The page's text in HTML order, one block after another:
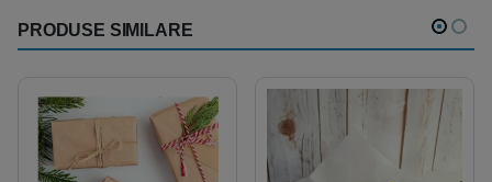
PRODUSE SIMILARE